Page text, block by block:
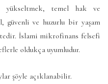
yükseltmek, temel hak ve
güvenli ve huzurlu bir yaşam
İslami mikrofinans felsefi
oldukça uyumludur.
şöyle açıklanabilir.